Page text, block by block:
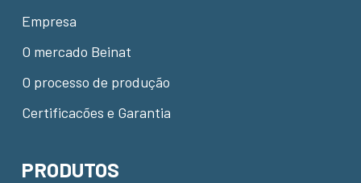
Empresa
O mercado Beinat
O processo de produção
Certificacões e Garantia
PRODUTOS